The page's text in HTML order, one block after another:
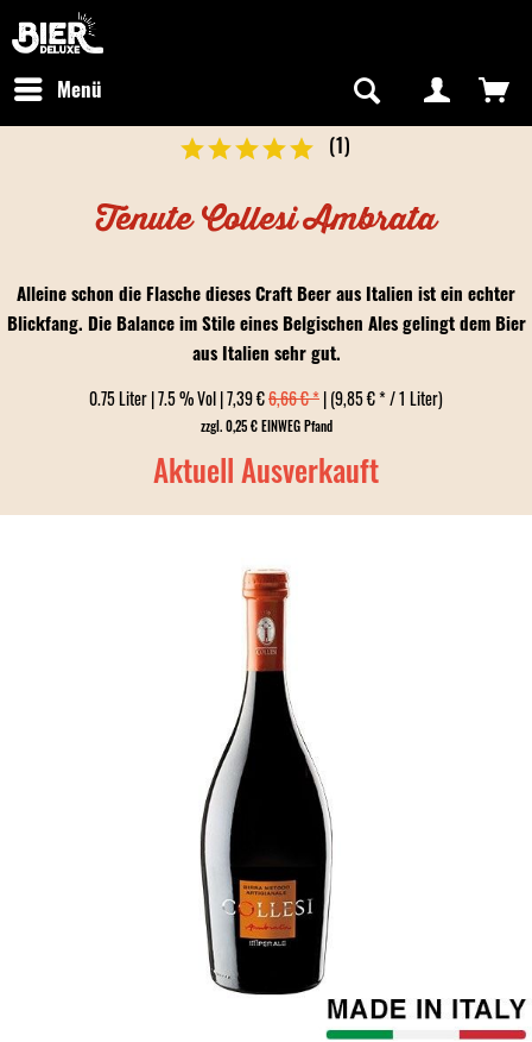
Kostenfreier Versand in Deutschland
Menü
(1)
Tenute Collesi Ambrata
Alleine schon die Flasche dieses Craft Beer aus Italien ist ein echter
Blickfang. Die Balance im Stile eines Belgischen Ales gelingt dem Bier
aus Italien sehr gut.
0.75 Liter | 7.5 % Vol | 7,39 €6,66 € *| (9,85 € * / 1 Liter)
zzgl. 0,25 € EINWEG Pfand
Aktuell Ausverkauft